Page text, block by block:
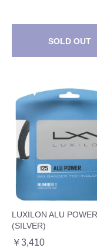
SOLD OUT
LUXILON ALU
(SILVER)
￥3,410